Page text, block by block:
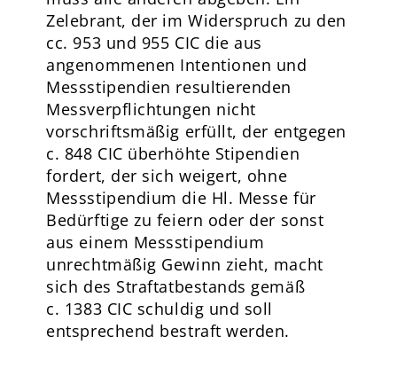
Zelebrant, der im Widerspruch zu den
cc. 953 und 955 CIC die aus
angenommenen Intentionen und
Messstipendien resultierenden
Messverpflichtungen nicht
vorschriftsmäßig erfüllt, der entgegen
c. 848 CIC überhöhte Stipendien
fordert, der sich weigert, ohne
Messstipendium die Hl. Messe für
Bedürftige zu feiern oder der sonst
aus einem Messstipendium
unrechtmäßig Gewinn zieht, macht
sich des Straftatbestands gemäß
c. 1383 CIC schuldig und soll
entsprechend bestraft werden.